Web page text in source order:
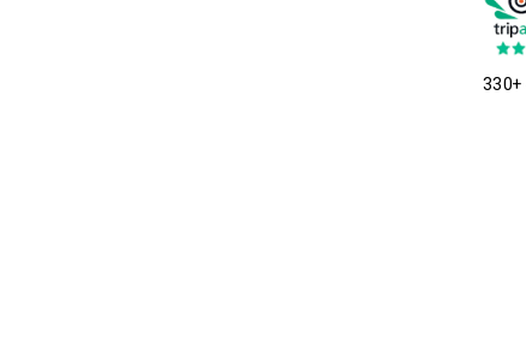
330+